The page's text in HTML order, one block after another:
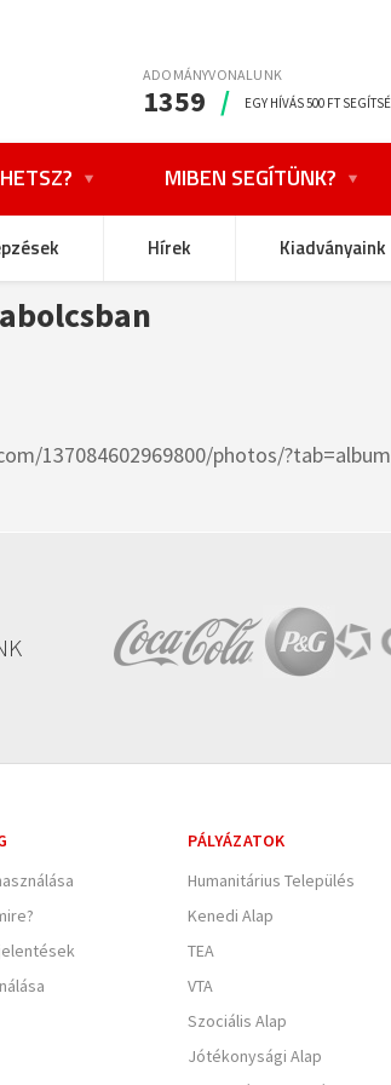
ADOMÁNYVONALUNK
1359 / EGY HÍVÁS 500 FT
MIBEN SEGÍTÜNK?
Hírek Kiadványaink
137084602969800/photos/
PÁLYÁZATOK
Humanitárius Település
Kenedi Alap
TEA
VTA
Szociális Alap
Jótékonysági Alap